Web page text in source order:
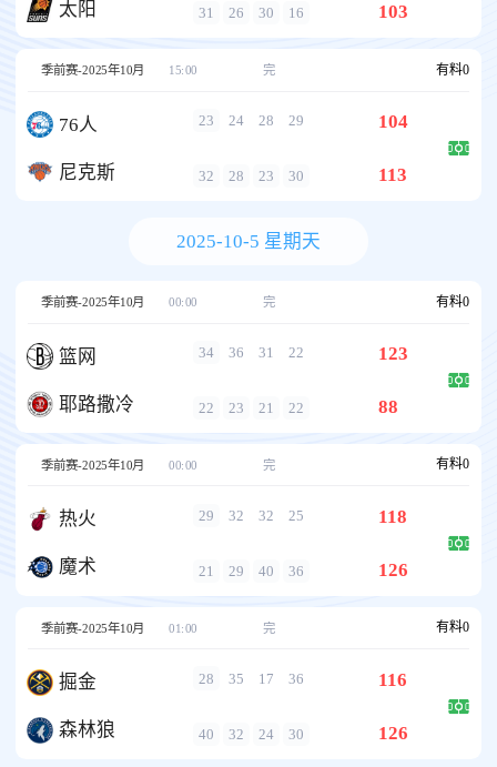
太阳 31 26 30 16 103
季前赛-2025年10月 15:00 完 有料0
76人
尼克斯
23 24 28 29
32 28 23 30
104
113
2025-10-5 星期天
季前赛-2025年10月 00:00 完 有料0
篮网
耶路撒冷
34 36 31 22
22 23 21 22
123
88
季前赛-2025年10月 00:00 完 有料0
热火
魔术
29 32 32 25
21 29 40 36
118
126
季前赛-2025年10月 01:00 完 有料0
掘金
森林狼
28 35 17 36
40 32 24 30
116
126